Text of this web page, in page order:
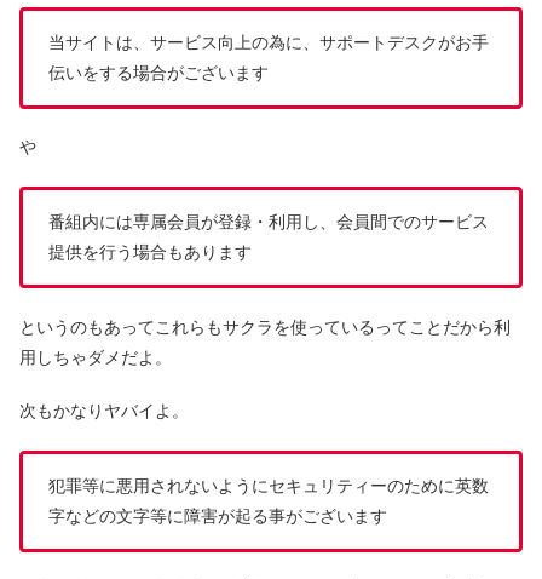
当サイトは、サービス向上の為に、サポートデスクがお手
伝いをする場合がございます
や
番組内には専属会員が登録・利用し、会員間でのサービス
提供を行う場合もあります
というのもあってこれらもサクラを使っているってことだから利
用しちゃダメだよ。
次もかなりヤバイよ。
犯罪等に悪用されないようにセキュリティーのために英数
字などの文字等に障害が起る事がございます